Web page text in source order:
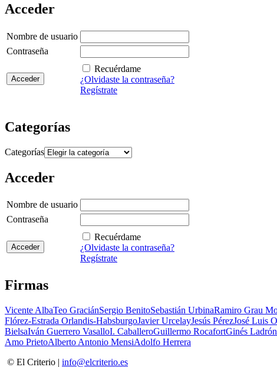
Acceder
Nombre de usuario
Contraseña
Recuérdame
¿Olvidaste la contraseña?
Regístrate
Categorías
Categorías
Acceder
Nombre de usuario
Contraseña
Recuérdame
¿Olvidaste la contraseña?
Regístrate
Firmas
Vicente AlbaTeo GraciánSergio BenitoSebastián UrbinaRamiro Grau
Flórez-Estrada Orlandis-HabsburgoJavier UrcelayJesús PérezJosé Luis
BielsaIván Guerrero VasalloI. CaballeroGuillermo RocafortGinés
Amo PrietoAlberto Antonio MensiAdolfo Herrera
© El Criterio | info@elcriterio.es